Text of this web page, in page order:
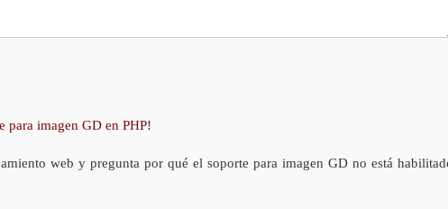
para imagen GD en PHP!
web y pregunta por qué el soporte para imagen GD no está